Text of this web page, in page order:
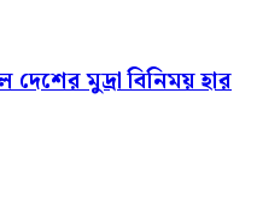
মুদ্রা বিনিময় হার